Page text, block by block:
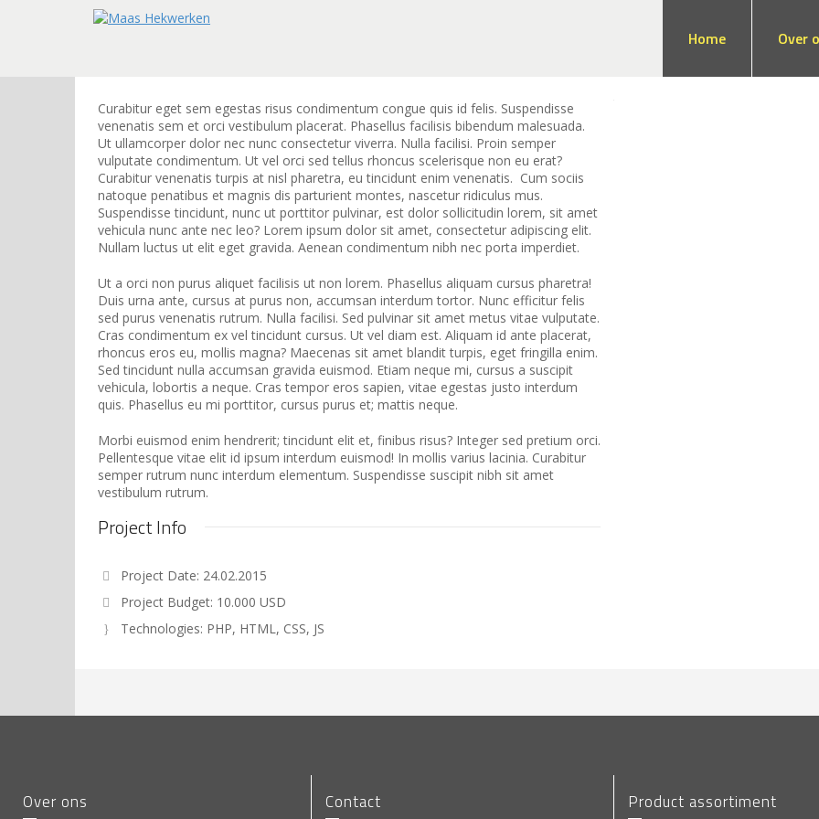
Home Over
Curabitur eget sem egestas risus condimentum congue quis id felis. Suspendisse
venenatis sem et orci vestibulum placerat. Phasellus facilisis bibendum malesuada.
Ut ullamcorper dolor nec nunc consectetur viverra. Nulla facilisi. Proin semper
vulputate condimentum. Ut vel orci sed tellus rhoncus scelerisque non eu erat?
Curabitur venenatis turpis at nisl pharetra, eu tincidunt enim venenatis. Cum sociis
natoque penatibus et magnis dis parturient montes, nascetur ridiculus mus.
Suspendisse tincidunt, nunc ut porttitor pulvinar, est dolor sollicitudin lorem, sit amet
vehicula nunc ante nec leo? Lorem ipsum dolor sit amet, consectetur adipiscing elit.
Nullam luctus ut elit eget gravida. Aenean condimentum nibh nec porta imperdiet.
Ut a orci non purus aliquet facilisis ut non lorem. Phasellus aliquam cursus pharetra!
Duis urna ante, cursus at purus non, accumsan interdum tortor. Nunc efficitur felis
sed purus venenatis rutrum. Nulla facilisi. Sed pulvinar sit amet metus vitae vulputate.
Cras condimentum ex vel tincidunt cursus. Ut vel diam est. Aliquam id ante placerat,
rhoncus eros eu, mollis magna? Maecenas sit amet blandit turpis, eget fringilla enim.
Sed tincidunt nulla accumsan gravida euismod. Etiam neque mi, cursus a suscipit
vehicula, lobortis a neque. Cras tempor eros sapien, vitae egestas justo interdum
quis. Phasellus eu mi porttitor, cursus purus et; mattis neque.
Morbi euismod enim hendrerit; tincidunt elit et, finibus risus? Integer sed pretium orci.
Pellentesque vitae elit id ipsum interdum euismod! In mollis varius lacinia. Curabitur
semper rutrum nunc interdum elementum. Suspendisse suscipit nibh sit amet
vestibulum rutrum.
Project Info
Project Date: 24.02.2015
Project Budget: 10.000 USD
Technologies: PHP, HTML, CSS, JS
Over ons Contact Product assortiment